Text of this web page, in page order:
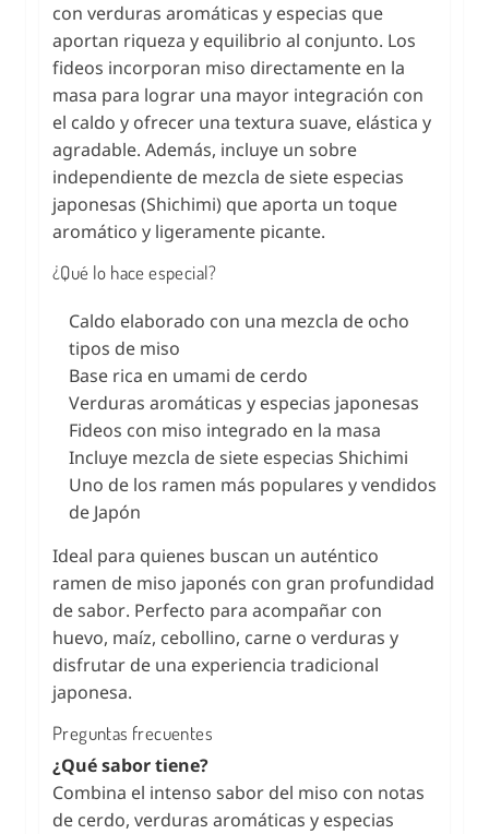
con verduras aromáticas y especias que
aportan riqueza y equilibrio al conjunto. Los
fideos incorporan miso directamente en la
masa para lograr una mayor integración con
el caldo y ofrecer una textura suave, elástica y
agradable. Además, incluye un sobre
independiente de mezcla de siete especias
japonesas (Shichimi) que aporta un toque
aromático y ligeramente picante.
¿Qué lo hace especial?
Caldo elaborado con una mezcla de ocho
tipos de miso
Base rica en umami de cerdo
Verduras aromáticas y especias japonesas
Fideos con miso integrado en la masa
Incluye mezcla de siete especias Shichimi
Uno de los ramen más populares y vendidos
de Japón
Ideal para quienes buscan un auténtico
ramen de miso japonés con gran profundidad
de sabor. Perfecto para acompañar con
huevo, maíz, cebollino, carne o verduras y
disfrutar de una experiencia tradicional
japonesa.
Preguntas frecuentes
¿Qué sabor tiene?
Combina el intenso sabor del miso con notas
de cerdo, verduras aromáticas y especias